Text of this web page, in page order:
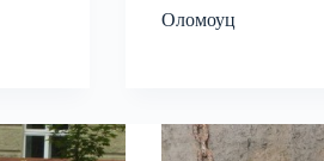
Оломоуц